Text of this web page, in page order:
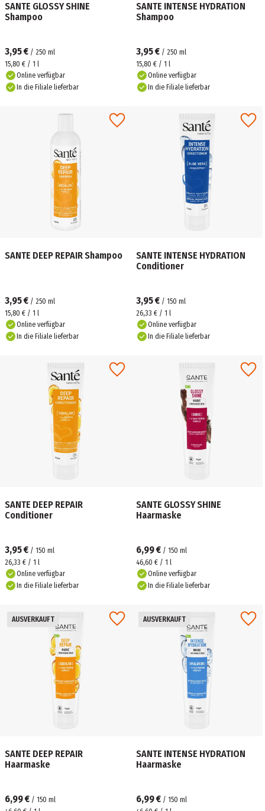
SANTE GLOSSY SHINE
Shampoo
3,95 € / 250 ml
15,80 € / 1 l
Online verfügbar
In die Filiale lieferbar
SANTE INTENSE HYDRATION
Shampoo
3,95 € / 250 ml
15,80 € / 1 l
Online verfügbar
In die Filiale lieferbar
SANTE DEEP REPAIR Shampoo
3,95 € / 250 ml
15,80 € / 1 l
Online verfügbar
In die Filiale lieferbar
SANTE INTENSE HYDRATION
Conditioner
3,95 € / 150 ml
26,33 € / 1 l
Online verfügbar
In die Filiale lieferbar
SANTE DEEP REPAIR
Conditioner
3,95 € / 150 ml
26,33 € / 1 l
Online verfügbar
In die Filiale lieferbar
SANTE GLOSSY SHINE
Haarmaske
6,99 € / 150 ml
46,60 € / 1 l
Online verfügbar
In die Filiale lieferbar
AUSVERKAUFT
SANTE DEEP REPAIR
Haarmaske
6,99 € / 150 ml
AUSVERKAUFT
SANTE INTENSE HYDRATION
Haarmaske
6,99 € / 150 ml